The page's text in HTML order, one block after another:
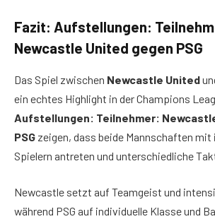
Fazit: Aufstellungen:
Newcastle United gegen PSG
Das Spiel zwischen Newcastle United
ein echtes Highlight in der Champions
Aufstellungen: Teilnehmer:
PSG zeigen, dass beide Mannschaften mit
Spielern antreten und unterschiedliche
Newcastle setzt auf Teamgeist und
während PSG auf individuelle Klasse und